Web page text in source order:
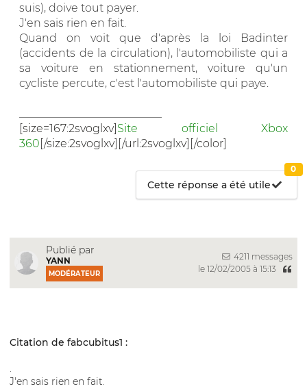
suis), doive tout payer.
J'en sais rien en fait.
Quand on voit que d'après la loi Badinter
(accidents de la circulation), l'automobiliste qui a
sa voiture en stationnement, voiture qu'un
cycliste percute, c'est l'automobiliste qui paye.
[size=167:2svoglxv]Site officiel Xbox
360[/size:2svoglxv][/url:2svoglxv][/color]
Cette réponse a été utile
0
Publié par
YANN
MODÉRATEUR
4211 messages
le 12/02/2005 à 15:13
Citation de fabcubitus1 :
J'en sais rien en fait.